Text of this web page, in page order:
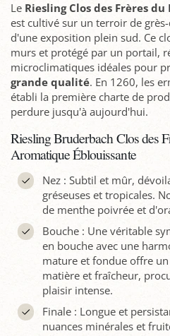
Le Riesling Clos des Frères
est cultivé sur un terroir de
d'une exposition plein sud. Ce
murs et protégé par un portail,
microclimatiques idéales pour
grande qualité. En 1260, les
établi la première charte de
perdure jusqu'à aujourd'hui.
Riesling Bruderbach Clos des
Aromatique Éblouissante
Nez : Subtil et mûr,
gréseuses et tropicales.
de menthe poivrée et
Bouche : Une véritable
en bouche avec une
mature et fondue offre
matière et fraîcheur,
plaisir intense.
Finale : Longue et
nuances minérales et